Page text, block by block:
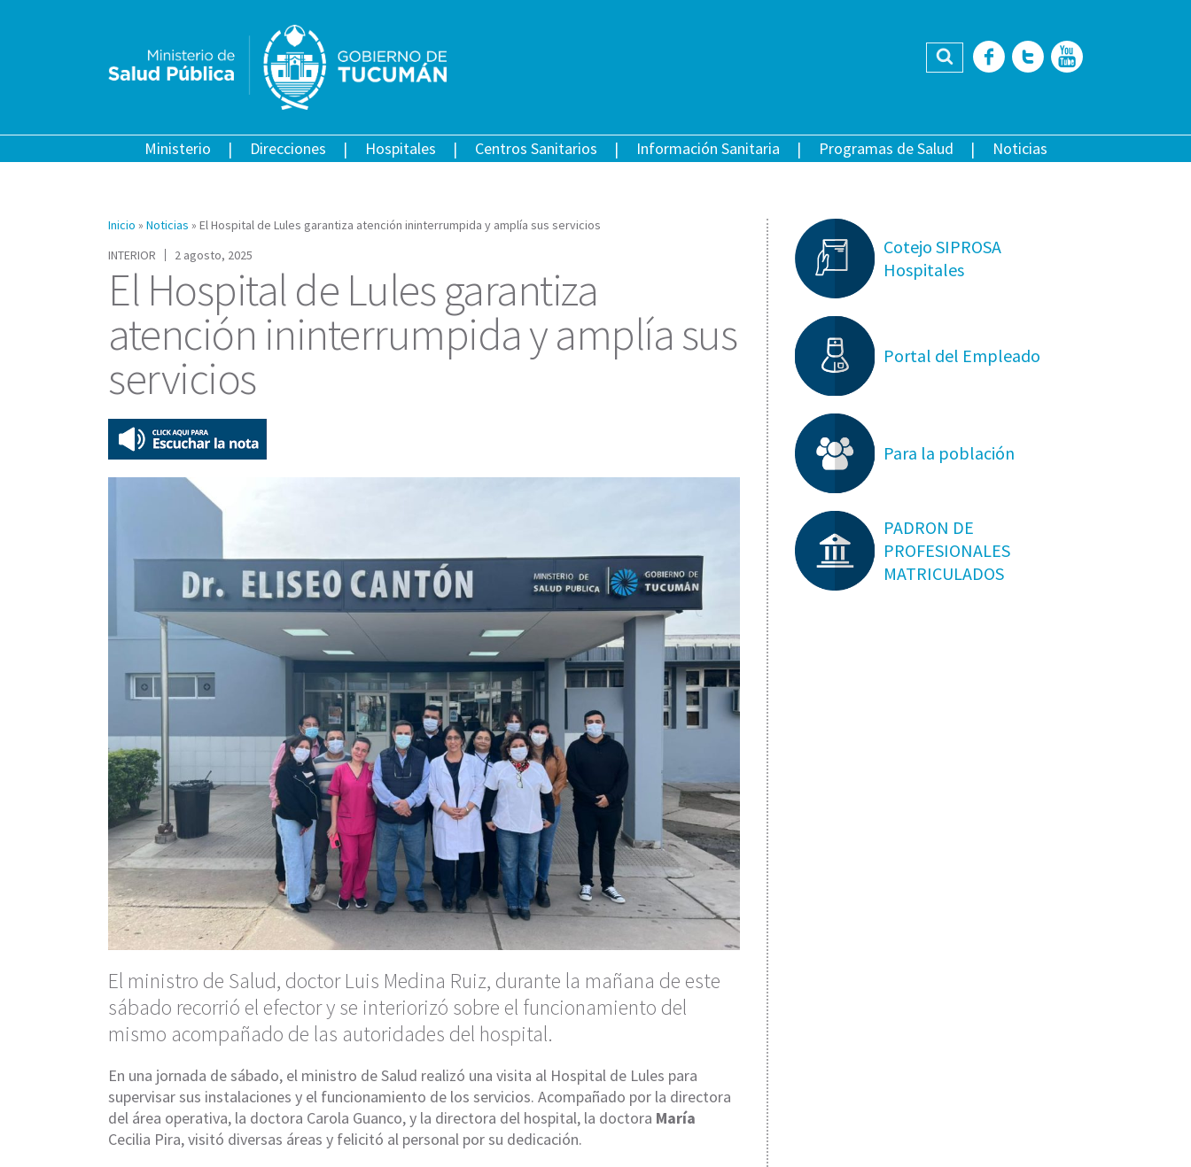
Buscar Facebook
Twitter
Ministerio Direcciones Hospitales Centros Sanitarios Información Sanitaria Programas de Salud Noticias
Inicio » Noticias » El Hospital de Lules garantiza atención ininterrumpida y amplía sus servicios
INTERIOR
2 agosto, 2025
El Hospital de Lules garantiza
atención ininterrumpida y amplía sus
servicios
El ministro de Salud, doctor Luis Medina Ruiz, durante la mañana de este
sábado recorrió el efector y se interiorizó sobre el funcionamiento del
mismo acompañado de las autoridades del hospital.
En una jornada de sábado, el ministro de Salud realizó una visita al Hospital de Lules para
supervisar sus instalaciones y el funcionamiento de los servicios. Acompañado por la directora
del área operativa, la doctora Carola Guanco, y la directora del hospital, la doctora María
Cecilia Pira, visitó diversas áreas y felicitó al personal por su dedicación.
Cotejo SIPROSA
Hospitales
Portal del Empleado
Para la población
PADRON DE
PROFESIONALES
MATRICULADOS